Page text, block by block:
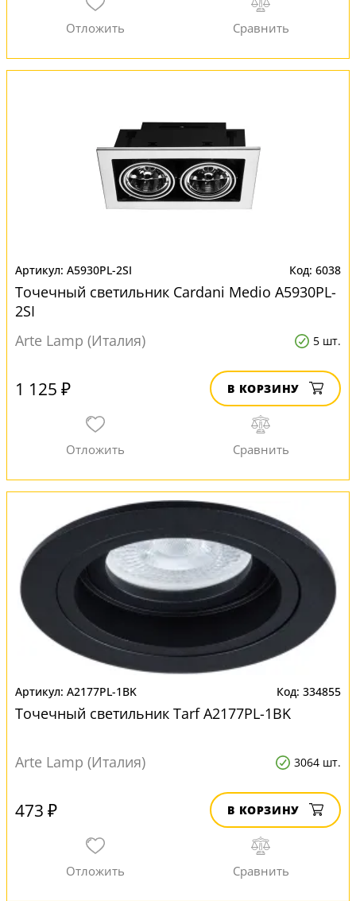
A5930PL-2SI 6038
Точечный светильник Cardani Medio A5930PL-
2SI
Arte Lamp (Италия)
5 шт.
1 125 ₽ В КОРЗИНУ
A2177PL-1BK 334855
Точечный светильник Tarf A2177PL-1BK
Arte Lamp (Италия) 3064 шт.
473 ₽ В КОРЗИНУ